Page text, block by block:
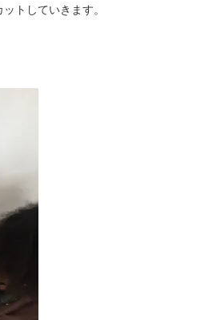
トしていきます。